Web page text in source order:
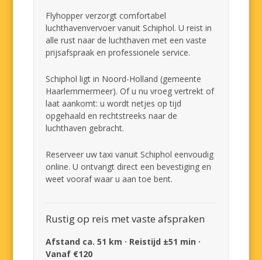
Flyhopper verzorgt comfortabel
luchthavenvervoer vanuit Schiphol. U reist in
alle rust naar de luchthaven met een vaste
prijsafspraak en professionele service.
Schiphol ligt in Noord-Holland (gemeente
Haarlemmermeer). Of u nu vroeg vertrekt of
laat aankomt: u wordt netjes op tijd
opgehaald en rechtstreeks naar de
luchthaven gebracht.
Reserveer uw taxi vanuit Schiphol eenvoudig
online. U ontvangt direct een bevestiging en
weet vooraf waar u aan toe bent.
Rustig op reis met vaste afspraken
Afstand ca. 51 km · Reistijd ±51 min ·
Vanaf €120